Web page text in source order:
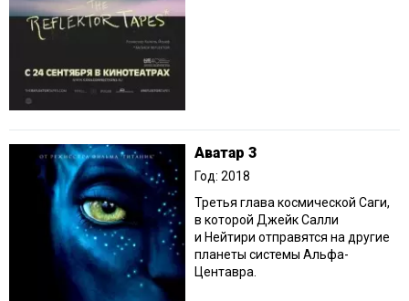
Аватар 3
Год: 2018
Третья глава космической Саги,
в которой Джейк Салли
и Нейтири отправятся на другие
планеты системы Альфа-
Центавра.